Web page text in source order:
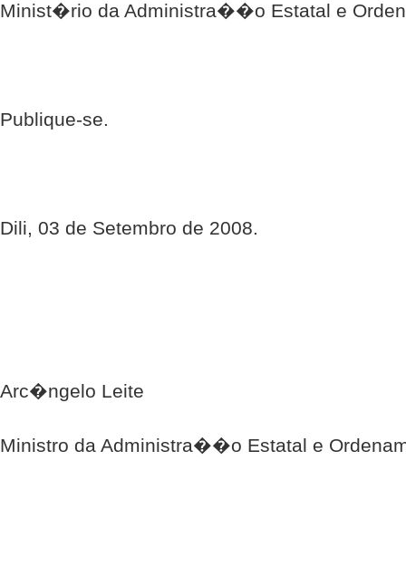
Minist�rio da Administra��o Estatal e
Publique-se.
Dili, 03 de Setembro de 2008.
Arc�ngelo Leite
Ministro da Administra��o Estatal e